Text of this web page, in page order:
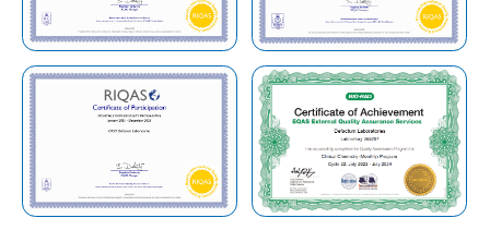
+998
Перезвоните мне
Нажимая на кнопку «Перезвоните мне», вы даёте
согласие на обработку персональных данных и
соглашаетесь c политикой конфиденциальности